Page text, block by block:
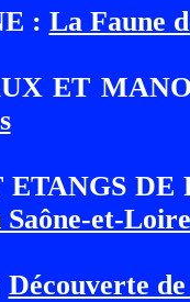
: La Faune
ET
ETANGS
Saône-et-Loire
Découverte